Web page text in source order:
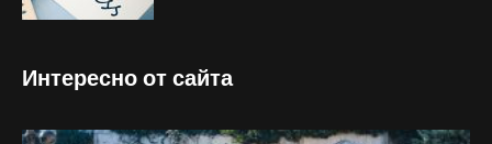
Интересно от сайта